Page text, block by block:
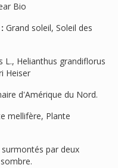
Bio
Grand soleil, Soleil des
L., Helianthus grandiflorus
Heiser
d'Amérique du Nord.
mellifère, Plante
par deux